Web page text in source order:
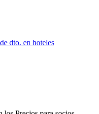
dto. en hoteles